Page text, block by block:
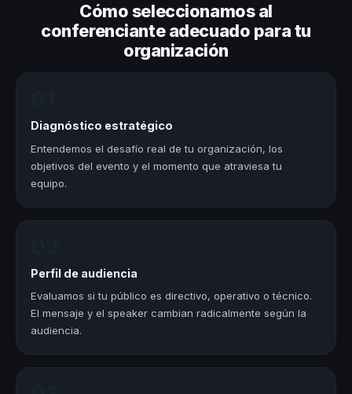
Cómo seleccionamos al
conferenciante adecuado para tu
organización
Diagnóstico estratégico
Entendemos el desafío real de tu organización, los
objetivos del evento y el momento que atraviesa tu
equipo.
Perfil de audiencia
Evaluamos si tu público es directivo, operativo o técnico.
El mensaje y el speaker cambian radicalmente según la
audiencia.